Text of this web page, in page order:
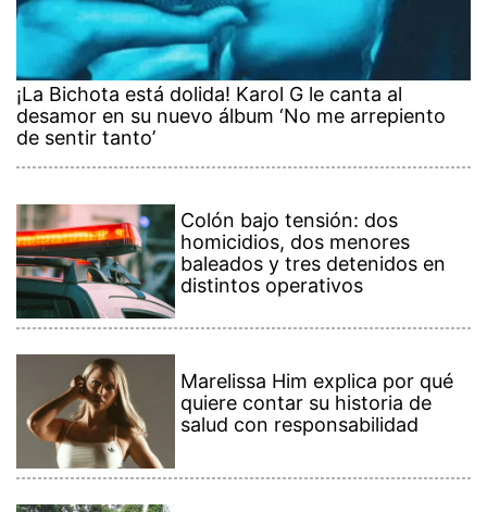
¡La Bichota está dolida! Karol G le canta al
desamor en su nuevo álbum ‘No me arrepiento
de sentir tanto’
Colón bajo tensión: dos
homicidios, dos menores
baleados y tres detenidos en
distintos operativos
Marelissa Him explica por qué
quiere contar su historia de
salud con responsabilidad